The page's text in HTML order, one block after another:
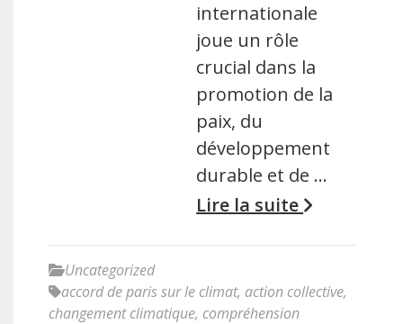
internationale
joue un rôle
crucial dans la
promotion de la
paix, du
développement
durable et de …
Lire la suite
Uncategorized
accord de paris sur le climat, action collective,
changement climatique, compréhension